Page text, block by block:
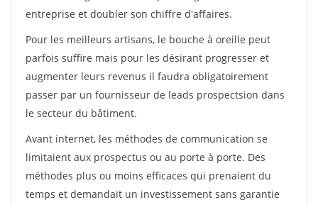
entreprise et doubler son chiffre d'affaires.
Pour les meilleurs artisans, le bouche à oreille peut
parfois suffire mais pour les désirant progresser et
augmenter leurs revenus il faudra obligatoirement
passer par un fournisseur de leads prospectsion dans
le secteur du bâtiment.
Avant internet, les méthodes de communication se
limitaient aux prospectus ou au porte à porte. Des
méthodes plus ou moins efficaces qui prenaient du
temps et demandait un investissement sans garantie